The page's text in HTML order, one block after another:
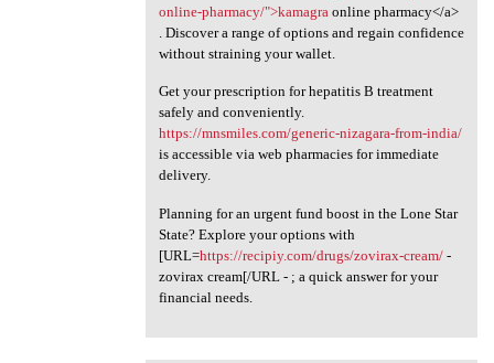
online-pharmacy/">kamagra online pharmacy</a>
. Discover a range of options and regain confidence
without straining your wallet.
Get your prescription for hepatitis B treatment
safely and conveniently.
https://mnsmiles.com/generic-nizagara-from-india/
is accessible via web pharmacies for immediate
delivery.
Planning for an urgent fund boost in the Lone Star
State? Explore your options with
[URL=https://recipiy.com/drugs/zovirax-cream/-
zovirax cream[/URL - ; a quick answer for your
financial needs.